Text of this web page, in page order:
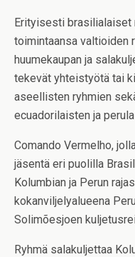
Erityisesti brasilialaiset
toimintaansa valtioiden
huumekaupan ja
tekevät yhteistyötä tai
aseellisten ryhmien
ecuadorilaisten ja
Comando Vermelho,
jäsentä eri puolilla
Kolumbian ja Perun
kokanviljelyalueena
Solimõesjoen
Ryhmä salakuljettaa